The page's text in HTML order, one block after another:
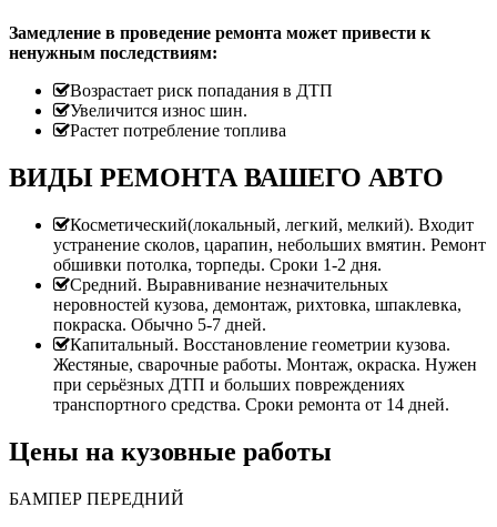
Замедление в проведение ремонта может привести к
ненужным последствиям:
Возрастает риск попадания в ДТП
Увеличится износ шин.
Растет потребление топлива
ВИДЫ РЕМОНТА ВАШЕГО АВТО
Косметический(локальный, легкий, мелкий). Входит
устранение сколов, царапин, небольших вмятин. Ремонт
обшивки потолка, торпеды. Сроки 1-2 дня.
Средний. Выравнивание незначительных
неровностей кузова, демонтаж, рихтовка, шпаклевка,
покраска. Обычно 5-7 дней.
Капитальный. Восстановление геометрии кузова.
Жестяные, сварочные работы. Монтаж, окраска. Нужен
при серьёзных ДТП и больших повреждениях
транспортного средства. Сроки ремонта от 14 дней.
Цены на кузовные работы
БАМПЕР ПЕРЕДНИЙ